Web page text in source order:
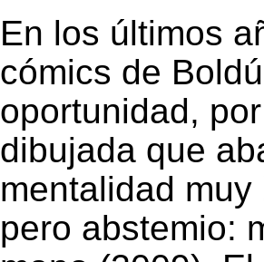
En los últimos
cómics de
oportunidad,
dibujada que
mentalidad
pero abstemio: